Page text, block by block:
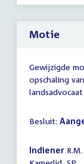
Motie
Gewijzigde
opschaling
Besluit:
Indiener